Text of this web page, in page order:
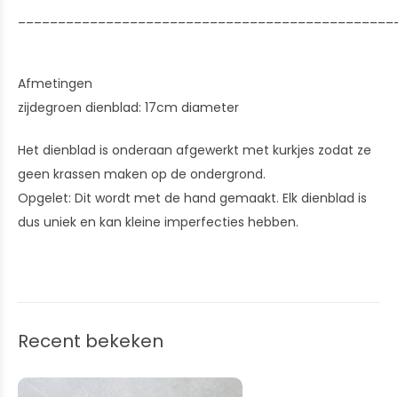
Afmetingen
zijdegroen dienblad: 17cm diameter
Het dienblad is onderaan afgewerkt met kurkjes zodat ze
geen krassen maken op de ondergrond.
Opgelet: Dit wordt met de hand gemaakt. Elk dienblad is
dus uniek en kan kleine imperfecties hebben.
Recent bekeken